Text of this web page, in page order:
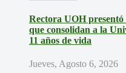
Rectora UOH presentó
que consolidan a la
11 años de vida
Jueves, Agosto 6, 2026